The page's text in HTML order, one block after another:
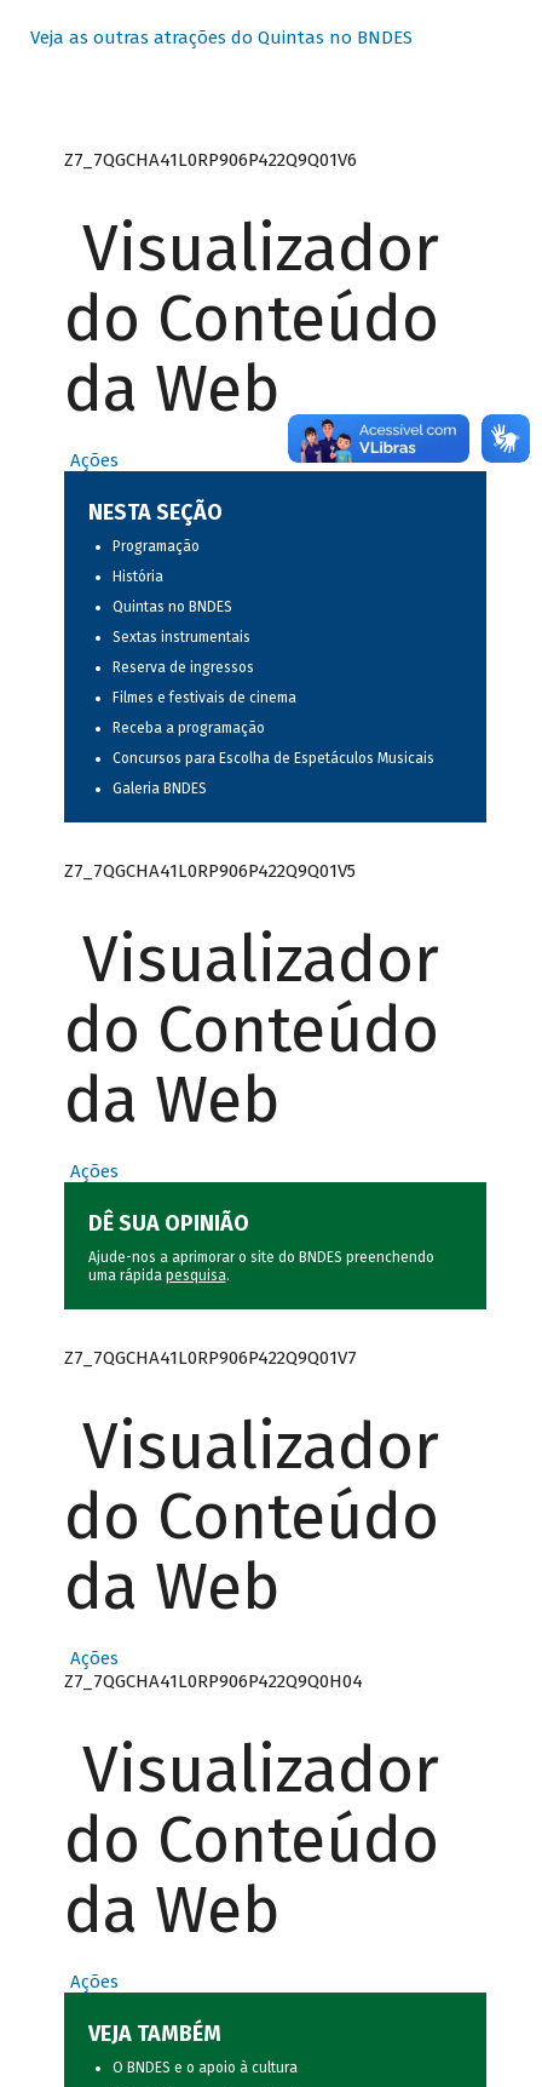
Veja as outras atrações do Quintas no BNDES
Z7_7QGCHA41L0RP906P422Q9Q01V6
Visualizador
do Conteúdo
da Web
Ações
NESTA SEÇÃO
Programação
História
Quintas no BNDES
Sextas instrumentais
Reserva de ingressos
Filmes e festivais de cinema
Receba a programação
Concursos para Escolha de Espetáculos Musicais
Galeria BNDES
Z7_7QGCHA41L0RP906P422Q9Q01V5
Visualizador
do Conteúdo
da Web
Ações
DÊ SUA OPINIÃO
Ajude-nos a aprimorar o site do BNDES preenchendo
uma rápida pesquisa.
Z7_7QGCHA41L0RP906P422Q9Q01V7
Visualizador
do Conteúdo
da Web
Ações
Z7_7QGCHA41L0RP906P422Q9Q0H04
Visualizador
do Conteúdo
da Web
Ações
VEJA TAMBÉM
O BNDES e o apoio à cultura